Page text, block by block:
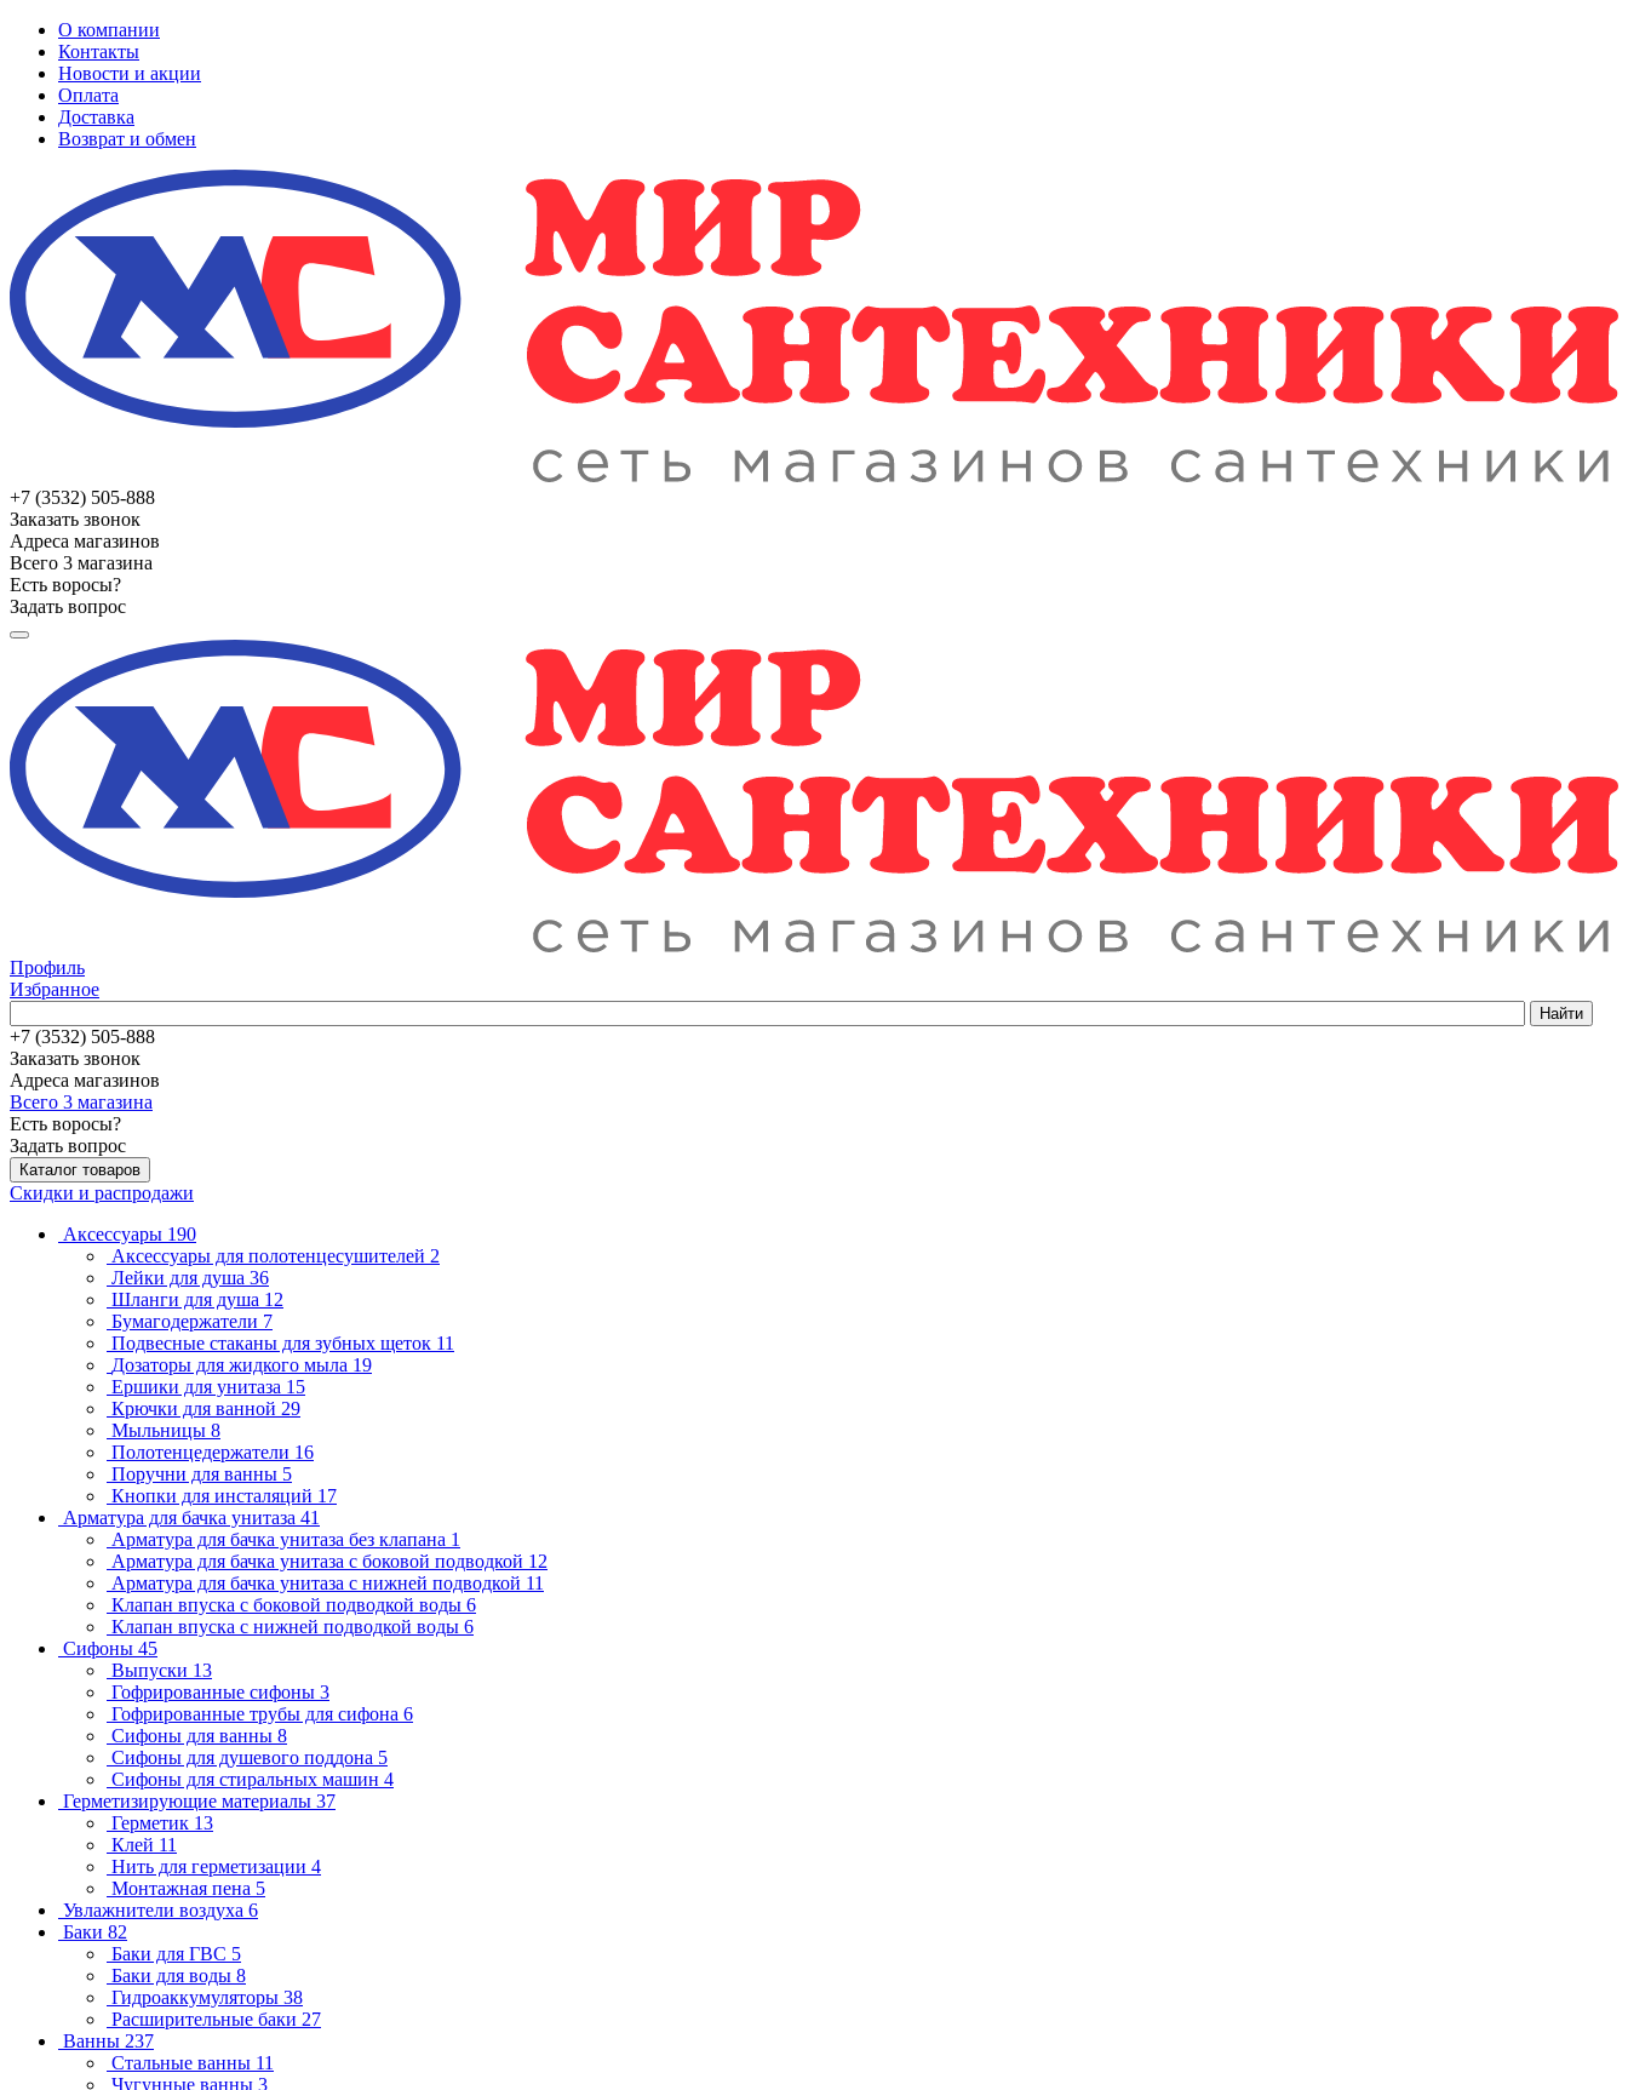
О компании
Контакты
Новости и акции
Оплата
Доставка
Возврат и обмен
+7 (3532) 505-888
Заказать звонок
Адреса магазинов
Всего 3 магазина
Есть воросы?
Задать вопрос
Профиль
Избранное
Найти
+7 (3532) 505-888
Заказать звонок
Адреса магазинов
Всего 3 магазина
Есть воросы?
Задать вопрос
Каталог товаров
Скидки и распродажи
Аксессуары 190
Аксессуары для полотенцесушителей 2
Лейки для душа 36
Шланги для душа 12
Бумагодержатели 7
Подвесные стаканы для зубных щеток 11
Дозаторы для жидкого мыла 19
Ершики для унитаза 15
Крючки для ванной 29
Мыльницы 8
Полотенцедержатели 16
Поручни для ванны 5
Кнопки для инсталяций 17
Арматура для бачка унитаза 41
Арматура для бачка унитаза без клапана 1
Арматура для бачка унитаза с боковой подводкой 12
Арматура для бачка унитаза с нижней подводкой 11
Клапан впуска с боковой подводкой воды 6
Клапан впуска с нижней подводкой воды 6
Сифоны 45
Выпуски 13
Гофрированные сифоны 3
Гофрированные трубы для сифона 6
Сифоны для ванны 8
Сифоны для душевого поддона 5
Сифоны для стиральных машин 4
Герметизирующие материалы 37
Герметик 13
Клей 11
Нить для герметизации 4
Монтажная пена 5
Увлажнители воздуха 6
Баки 82
Баки для ГВС 5
Баки для воды 8
Гидроаккумуляторы 38
Расширительные баки 27
Ванны 237
Стальные ванны 11
Чугунные ванны 3